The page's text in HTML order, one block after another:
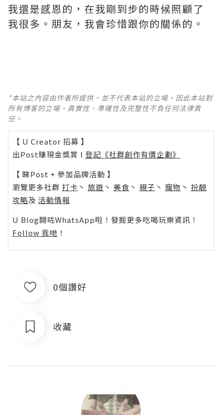
我還是感恩的，在我剛到步的時候照顧了
我很多。朋友，我會珍惜跟你的關係的。
*本站之內容由作者所提供，並不代表本站的立場。因此本站對
所有博客的立場、真實性、準確性及完整性不負任何法律責
任。
【 U Creator 招募 】
出Post賺現金獎賞 l 登記《社群創作有價企劃》
【 睇Post + 參加品牌活動 】
瀏覽更多社群 打卡 丶 旅遊 丶 美食 丶 親子 丶 寵物 丶 扮靚
攻略及 活動情報
U Blog開咗WhatsApp啦！發掘更多吃喝玩樂資訊！
Follow 我哋 ！
0個讚好
收藏